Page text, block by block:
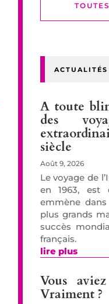
A toute
des
siècle
Août 9, 2026
Le voyage de
en 1963, est
emmène
plus grands
succès
français.
lire plus
Vous
Vraiment ?